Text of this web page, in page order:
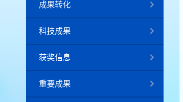
成果转化
科技成果
获奖信息
重要成果